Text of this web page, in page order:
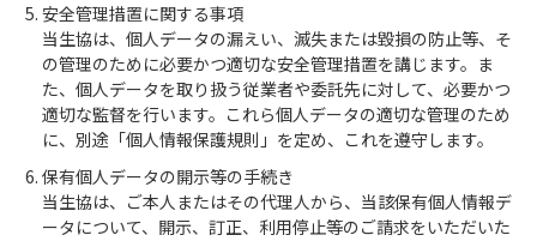
安全管理措置に関する事項
当生協は、個人データの漏えい、滅失または毀損の防止等、そ
の管理のために必要かつ適切な安全管理措置を講じます。ま
た、個人データを取り扱う従業者や委託先に対して、必要かつ
適切な監督を行います。これら個人データの適切な管理のため
に、別途「個人情報保護規則」を定め、これを遵守します。
保有個人データの開示等の手続き
当生協は、ご本人またはその代理人から、当該保有個人情報デ
ータについて、開示、訂正、利用停止等のご請求をいただいた